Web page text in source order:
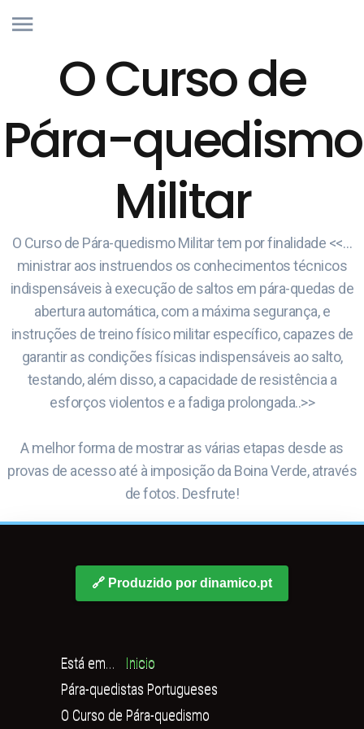
O Curso de
Pára-quedismo
Militar
O Curso de Pára-quedismo Militar tem por finalidade <<…
ministrar aos instruendos os conhecimentos técnicos
indispensáveis à execução de saltos em pára-quedas de
abertura automática, com a máxima segurança, e
instruções de treino físico militar específico, capazes de
garantir as condições físicas indispensáveis ao salto,
testando, além disso, a capacidade de resistência a
esforços violentos e a fadiga prolongada..>>
A melhor forma de mostrar as várias etapas desde as
provas de acesso até à imposição da Boina Verde, através
de fotos. Desfrute!
🔗 Produzido por dinamico.pt
Está em...
Inicio
Pára-quedistas Portugueses
O Curso de Pára-quedismo